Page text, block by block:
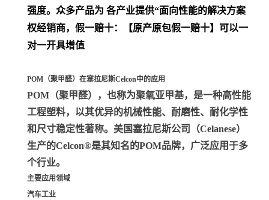
强度。众多产品为 各产业提供“面向性能的解决方案
权经销商，假一赔十：【原产原包假一赔十】可以一
对一开具增值
POM（聚甲醛）在塞拉尼斯Celcon中的应用
POM（聚甲醛）
，也称为聚氧亚甲基，是一种高性能
工程塑料，以其优异的机械性能、耐磨性、耐化学性
和尺寸稳定性著称。美国塞拉尼斯公司（Celanese）
生产的Celcon®是其知名的POM品牌，广泛应用于多
个行业。
主要应用领域
汽车工业